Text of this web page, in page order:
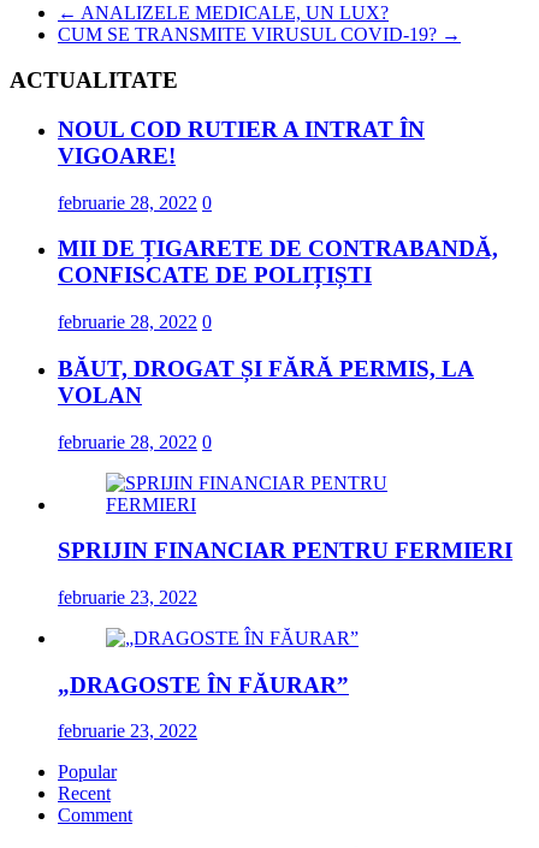
← ANALIZELE MEDICALE, UN LUX?
CUM SE TRANSMITE VIRUSUL COVID-19? →
ACTUALITATE
NOUL COD RUTIER A INTRAT ÎN
VIGOARE!
februarie 28, 2022 0
MII DE ȚIGARETE DE CONTRABANDĂ,
CONFISCATE DE POLIȚIȘTI
februarie 28, 2022 0
BĂUT, DROGAT ȘI FĂRĂ PERMIS, LA
VOLAN
februarie 28, 2022 0
SPRIJIN FINANCIAR PENTRU FERMIERI
februarie 23, 2022
„DRAGOSTE ÎN FĂURAR”
februarie 23, 2022
Popular
Recent
Comment